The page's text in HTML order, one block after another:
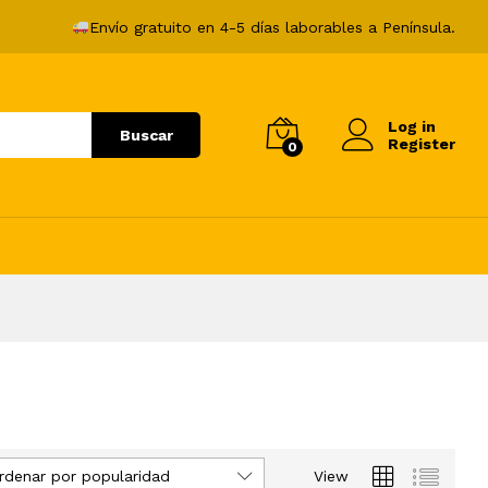
Envío gratuito en 4-5 días laborables a Península.
Buscar
0
Log in
Register
View
por popularidad